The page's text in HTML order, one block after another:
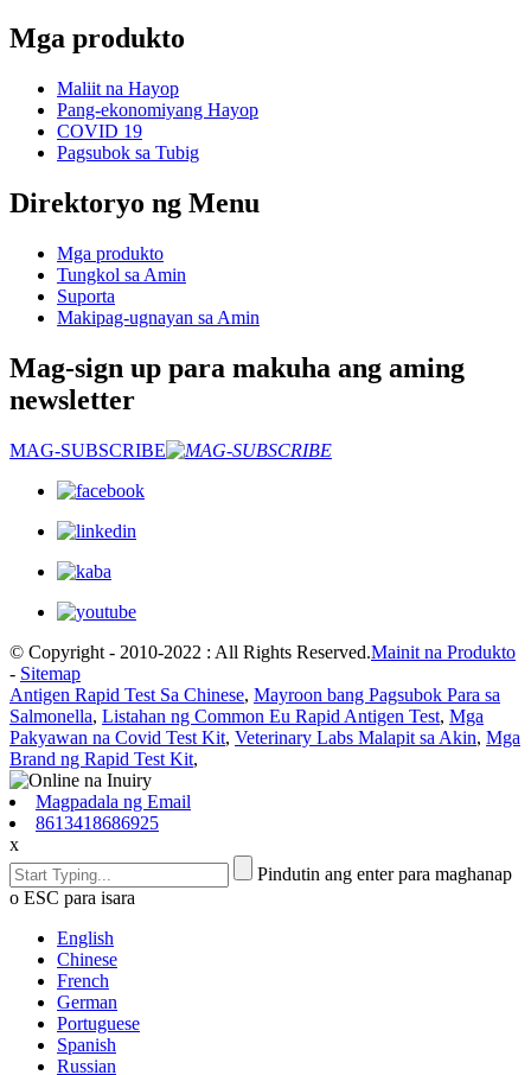
Mga produkto
Maliit na Hayop
Pang-ekonomiyang Hayop
COVID 19
Pagsubok sa Tubig
Direktoryo ng Menu
Mga produkto
Tungkol sa Amin
Suporta
Makipag-ugnayan sa Amin
Mag-sign up para makuha ang aming
newsletter
MAG-SUBSCRIBE
© Copyright - 2010-2022 : All Rights Reserved.Mainit na Produkto
- Sitemap
Antigen Rapid Test Sa Chinese, Mayroon bang Pagsubok Para sa
Salmonella, Listahan ng Common Eu Rapid Antigen Test, Mga
Pakyawan na Covid Test Kit, Veterinary Labs Malapit sa Akin, Mga
Brand ng Rapid Test Kit,
Magpadala ng Email
8613418686925
x
Pindutin ang enter para maghanap
o ESC para isara
English
Chinese
French
German
Portuguese
Spanish
Russian